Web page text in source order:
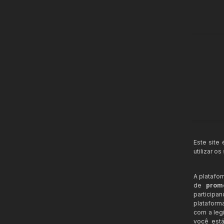
Este site
utilizar os
A
de
com a
você